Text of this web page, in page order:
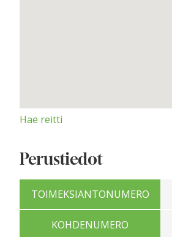
Hae reitti
Perustiedot
TOIMEKSIANTONUMERO
KOHDENUMERO